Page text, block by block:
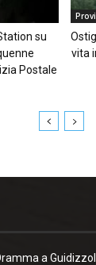
su
Postale
vita
a